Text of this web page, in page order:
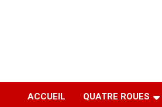
ACCUEIL QUATRE ROUES